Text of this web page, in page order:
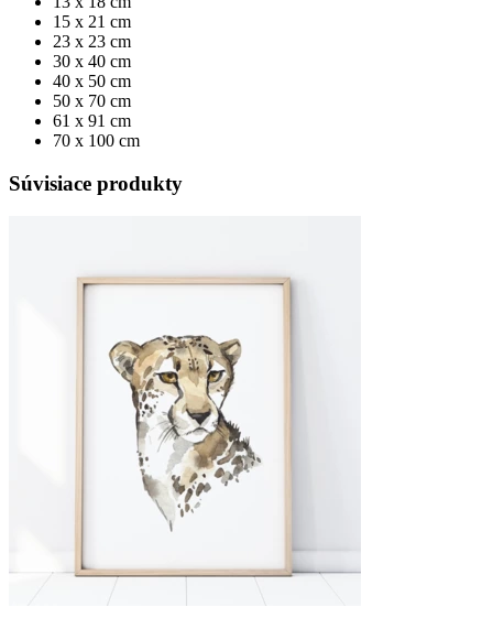
15 x 21 cm
23 x 23 cm
30 x 40 cm
40 x 50 cm
50 x 70 cm
61 x 91 cm
70 x 100 cm
Súvisiace produkty